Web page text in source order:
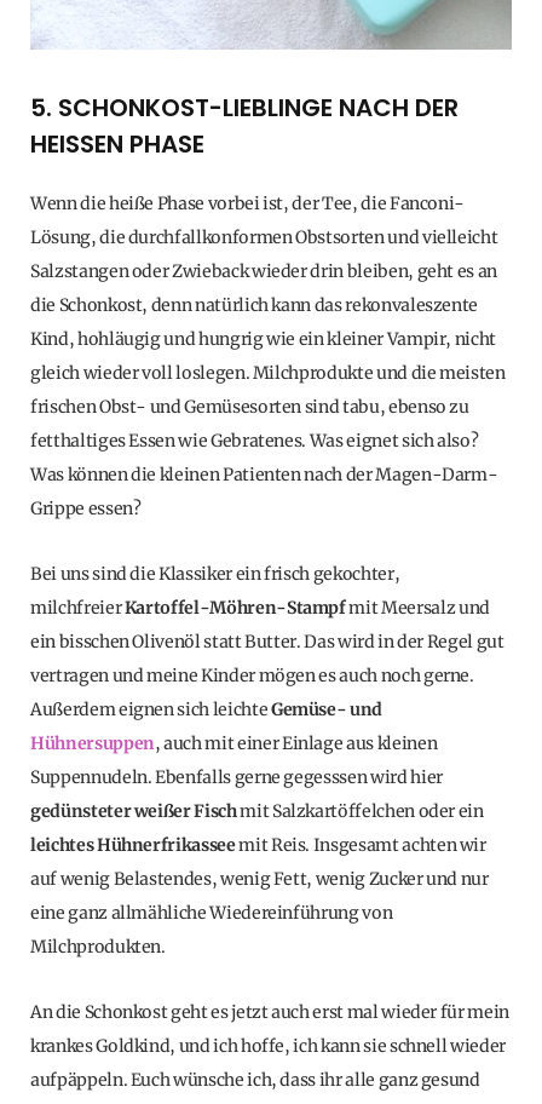
5. SCHONKOST-LIEBLINGE NACH DER
HEISSEN PHASE
Wenn die heiße Phase vorbei ist, der Tee, die Fanconi-
Lösung, die durchfallkonformen Obstsorten und vielleicht
Salzstangen oder Zwieback wieder drin bleiben, geht es an
die Schonkost, denn natürlich kann das rekonvaleszente
Kind, hohläugig und hungrig wie ein kleiner Vampir, nicht
gleich wieder voll loslegen. Milchprodukte und die meisten
frischen Obst- und Gemüsesorten sind tabu, ebenso zu
fetthaltiges Essen wie Gebratenes. Was eignet sich also?
Was können die kleinen Patienten nach der Magen-Darm-
Grippe essen?
Bei uns sind die Klassiker ein frisch gekochter,
milchfreierKartoffel-Möhren-Stampfmit Meersalz und
ein bisschen Olivenöl statt Butter. Das wird in der Regel gut
vertragen und meine Kinder mögen es auch noch gerne.
Außerdem eignen sich leichteGemüse- und
Hühnersuppen, auch mit einer Einlage aus kleinen
Suppennudeln. Ebenfalls gerne gegesssen wird hier
gedünsteter weißer Fischmit Salzkartöffelchen oder ein
leichtes Hühnerfrikasseemit Reis. Insgesamt achten wir
auf wenig Belastendes, wenig Fett, wenig Zucker und nur
eine ganz allmähliche Wiedereinführung von
Milchprodukten.
An die Schonkost geht es jetzt auch erst mal wieder für mein
krankes Goldkind, und ich hoffe, ich kann sie schnell wieder
aufpäppeln. Euch wünsche ich, dass ihr alle ganz gesund